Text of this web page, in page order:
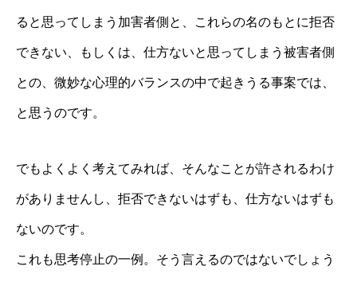
ると思ってしまう加害者側と、これらの名のもとに拒否
できない、もしくは、仕方ないと思ってしまう被害者側
との、微妙な心理的バランスの中で起きうる事案では、
と思うのです。
でもよくよく考えてみれば、そんなことが許されるわけ
がありませんし、拒否できないはずも、仕方ないはずも
ないのです。
これも思考停止の一例。そう言えるのではないでしょう